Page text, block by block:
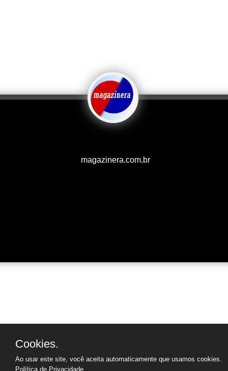
magazinera.com.br
Cookies.
Ao usar este site, você aceita automaticamente que usamos cookies.
Política de Privacidade